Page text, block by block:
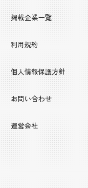
掲載企業一覧
利用規約
個人情報保護方針
お問い合わせ
運営会社